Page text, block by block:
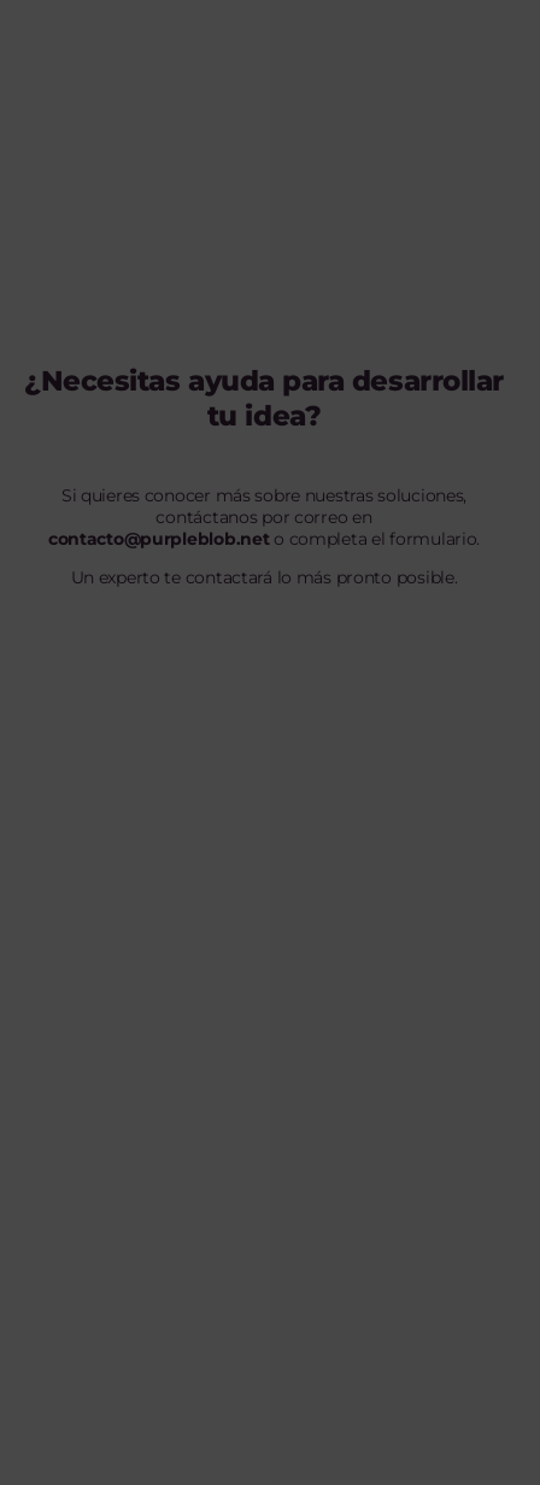
¿Necesitas ayuda para desarrollar
tu idea?
Si quieres conocer más sobre nuestras soluciones,
contáctanos por correo en
contacto@purpleblob.neto completa el formulario.
Un experto te contactará lo más pronto posible.